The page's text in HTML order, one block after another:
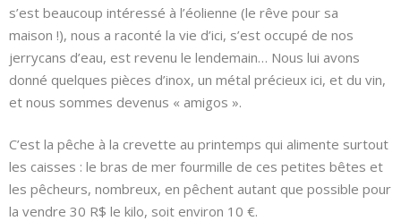
s’est beaucoup intéressé à l’éolienne (le rêve pour sa
maison !), nous a raconté la vie d’ici, s’est occupé de nos
jerrycans d’eau, est revenu le lendemain… Nous lui avons
donné quelques pièces d’inox, un métal précieux ici, et du vin,
et nous sommes devenus « amigos ».
C’est la pêche à la crevette au printemps qui alimente surtout
les caisses : le bras de mer fourmille de ces petites bêtes et
les pêcheurs, nombreux, en pêchent autant que possible pour
la vendre 30 R$ le kilo, soit environ 10 €.